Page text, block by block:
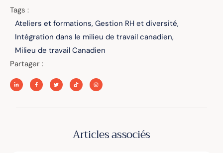
Tags :
Ateliers et formations, Gestion RH et diversité,
Intégration dans le milieu de travail canadien,
Milieu de travail Canadien
Partager :
Articles associés